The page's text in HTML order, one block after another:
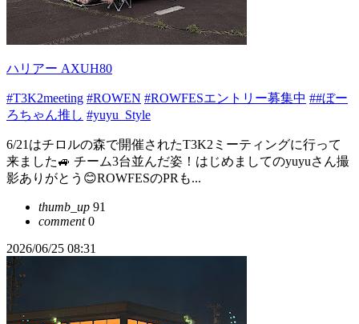
ハリアー AXUH80
#T3K2meeting #ROWEN #ROWFESエントリー募集中 ##ぼー
ろちゃん推し #yuyu_Style
6/21はチロルの森で開催されたT3K2ミーティングに行って
来ました🚙 チーム3台並んだ姿！はじめましてのyuyuさん撮
影ありがとう😊ROWFESのPRも...
thumb_up 91
comment0
2026/06/25 08:31